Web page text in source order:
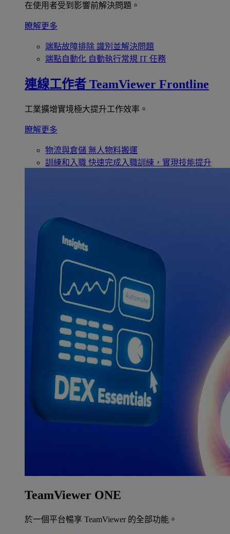
在使用者受到影響前解決問題。
瞭解更多
端點故障排除 識別並解決問題
端點自動化 自動執行常規 IT 任務
連線工作者 TeamViewer Frontline
工業擴增實境極大提升工作效率。
瞭解更多
物流與倉儲 無人物料搬運
訓練和入職 快速完成入職訓練，實現技能提升
TeamViewer ONE
於一個平台暢享 TeamViewer 的全部功能。